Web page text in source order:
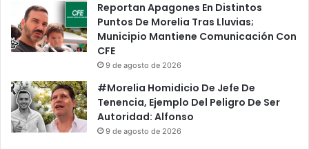
Reportan Apagones En Distintos
Puntos De Morelia Tras Lluvias;
Municipio Mantiene Comunicación Con
CFE
9 de agosto de 2026
#Morelia Homidicio De Jefe De
Tenencia, Ejemplo Del Peligro De Ser
Autoridad: Alfonso
9 de agosto de 2026